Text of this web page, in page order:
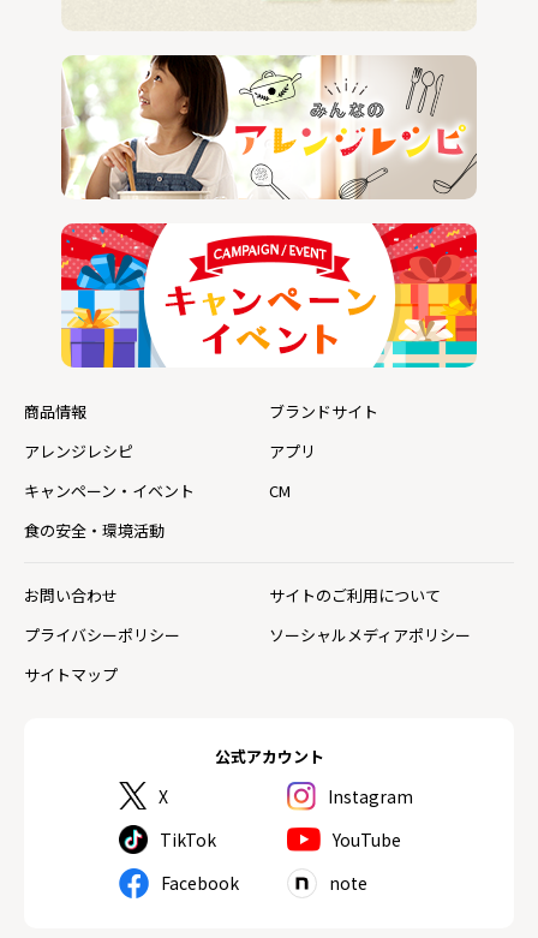
公式アカウント
X
Instagram
TikTok
YouTube
Facebook
note
商品情報
ブランドサイト
アレンジレシピ
アプリ
キャンペーン・イベント
CM
食の安全・環境活動
お問い合わせ
サイトのご利用について
プライバシーポリシー
ソーシャルメディアポリシー
サイトマップ